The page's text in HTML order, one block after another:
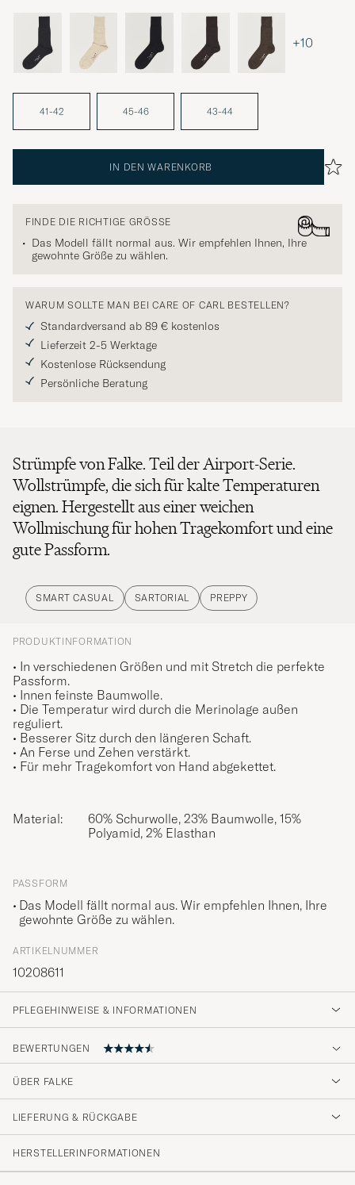
+10
41-42 45-46 43-44
IN DEN WARENKORB
FINDE DIE RICHTIGE GRÖSSE
Das Modell fällt normal aus. Wir empfehlen Ihnen, Ihre
gewohnte Größe zu wählen.
WARUM SOLLTE MAN BEI CARE OF CARL BESTELLEN?
Standardversand ab 89 € kostenlos
Lieferzeit 2-5 Werktage
Kostenlose Rücksendung
Persönliche Beratung
Strümpfe von Falke. Teil der Airport-Serie.
Wollstrümpfe, die sich für kalte Temperaturen
eignen. Hergestellt aus einer weichen
Wollmischung für hohen Tragekomfort und eine
gute Passform.
SMART CASUAL SARTORIAL PREPPY
PRODUKTINFORMATION
• In verschiedenen Größen und mit Stretch die perfekte
Passform.
• Innen feinste Baumwolle.
• Die Temperatur wird durch die Merinolage außen
reguliert.
• Besserer Sitz durch den längeren Schaft.
• An Ferse und Zehen verstärkt.
• Für mehr Tragekomfort von Hand abgekettet.
Material:
60% Schurwolle, 23% Baumwolle, 15%
Polyamid, 2% Elasthan
PASSFORM
Das Modell fällt normal aus. Wir empfehlen Ihnen, Ihre
gewohnte Größe zu wählen.
ARTIKELNUMMER
10208611
PFLEGEHINWEISE & INFORMATIONEN
BEWERTUNGEN
4.6
(64)
(1)
ÜBER FALKE
LIEFERUNG & RÜCKGABE
HERSTELLERINFORMATIONEN